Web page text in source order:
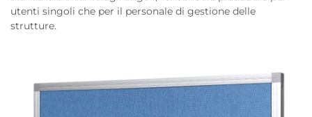
utenti singoli che per il personale di gestione delle
strutture.